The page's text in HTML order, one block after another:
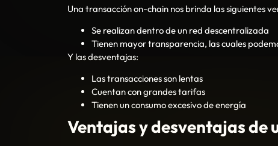
Una transacción on-chain nos brinda las siguientes
Se realizan dentro de un red descentralizada
Tienen mayor transparencia, las cuales
Y las desventajas:
Las transacciones son lentas
Cuentan con grandes tarifas
Tienen un consumo excesivo de energía
Ventajas y desventajas